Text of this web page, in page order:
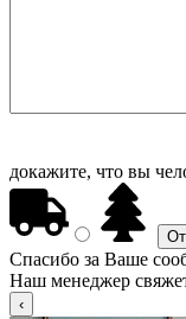
докажите, что вы
Спасибо за Ваше
Наш менеджер